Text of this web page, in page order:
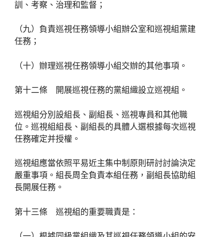
訓、考察、治理和監督；
（九）負責巡視任務領導小組辦公室和巡視組黨建
任務；
（十）辦理巡視任務領導小組交辦的其他事項。
第十二條 開展巡視任務的黨組織設立巡視組。
巡視組分別設組長、副組長、巡視專員和其他職
位。巡視組組長、副組長的具體人選根據每次巡視
任務確定并授權。
巡視組應當依照平易近主集中制原則研討討論決定
嚴重事項。組長周全負責本組任務，副組長協助組
長開展任務。
第十三條 巡視組的重要職責是：